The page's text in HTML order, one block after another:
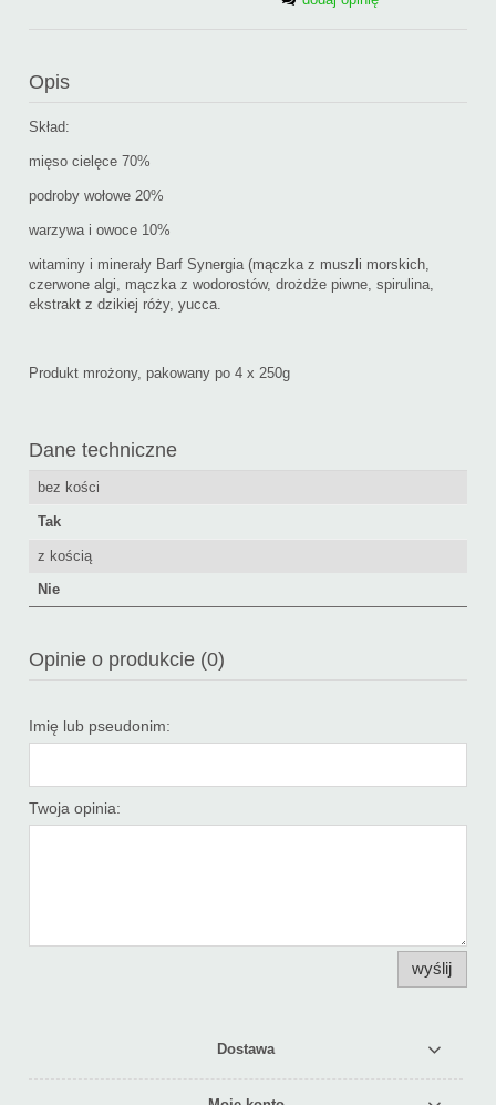
Opis
Skład:
mięso cielęce 70%
podroby wołowe 20%
warzywa i owoce 10%
witaminy i minerały Barf Synergia (mączka z muszli morskich,
czerwone algi, mączka z wodorostów, drożdże piwne, spirulina,
ekstrakt z dzikiej róży, yucca.
Produkt mrożony, pakowany po 4 x 250g
Dane techniczne
bez kości
Tak
z kością
Nie
Opinie o produkcie (0)
Imię lub pseudonim:
Twoja opinia:
wyślij
Dostawa